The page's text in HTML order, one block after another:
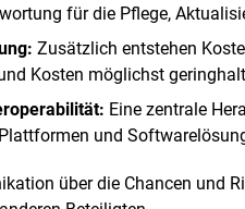
für die Pflege,
Zusätzlich entstehen
Kosten möglichst
Eine zentrale
und
über die Chancen und